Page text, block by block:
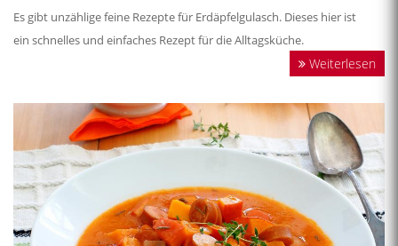
Es gibt unzählige feine Rezepte für Erdäpfelgulasch. Dieses hier ist
ein schnelles und einfaches Rezept für die Alltagsküche.
Weiterlesen